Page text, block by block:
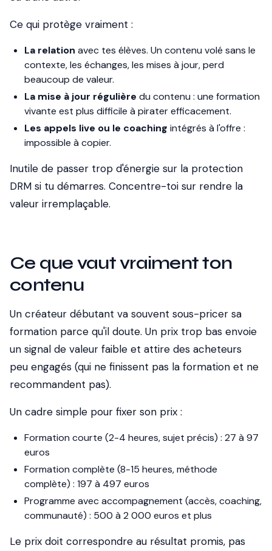
Ce qui protège vraiment :
La relation avec tes élèves. Un contenu volé sans le
contexte, les échanges, les mises à jour, perd
beaucoup de valeur.
La mise à jour régulière du contenu : une formation
vivante est plus difficile à pirater efficacement.
Les appels live ou le coaching intégrés à l'offre :
impossible à copier.
Inutile de passer trop d'énergie sur la protection
DRM si tu démarres. Concentre-toi sur rendre la
valeur irremplaçable.
Ce que vaut vraiment ton
contenu
Un créateur débutant va souvent sous-pricer sa
formation parce qu'il doute. Un prix trop bas envoie
un signal de valeur faible et attire des acheteurs
peu engagés (qui ne finissent pas la formation et ne
recommandent pas).
Un cadre simple pour fixer son prix :
Formation courte (2-4 heures, sujet précis) : 27 à 97
euros
Formation complète (8-15 heures, méthode
complète) : 197 à 497 euros
Programme avec accompagnement (accès, coaching,
communauté) : 500 à 2 000 euros et plus
Le prix doit correspondre au résultat promis, pas